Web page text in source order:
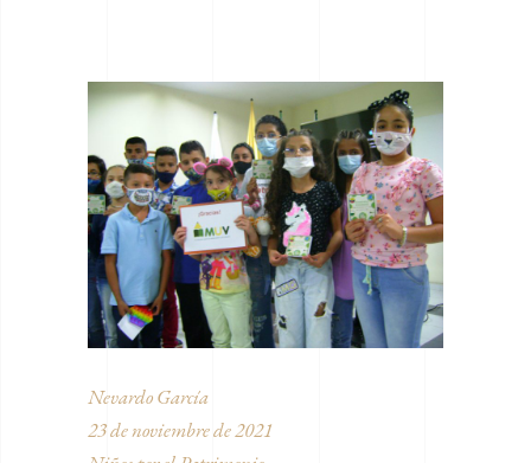
Nevardo García
23 de noviembre de 2021